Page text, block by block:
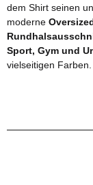
dem Shirt seinen
moderne
Sport, Gym und
vielseitigen Farben.